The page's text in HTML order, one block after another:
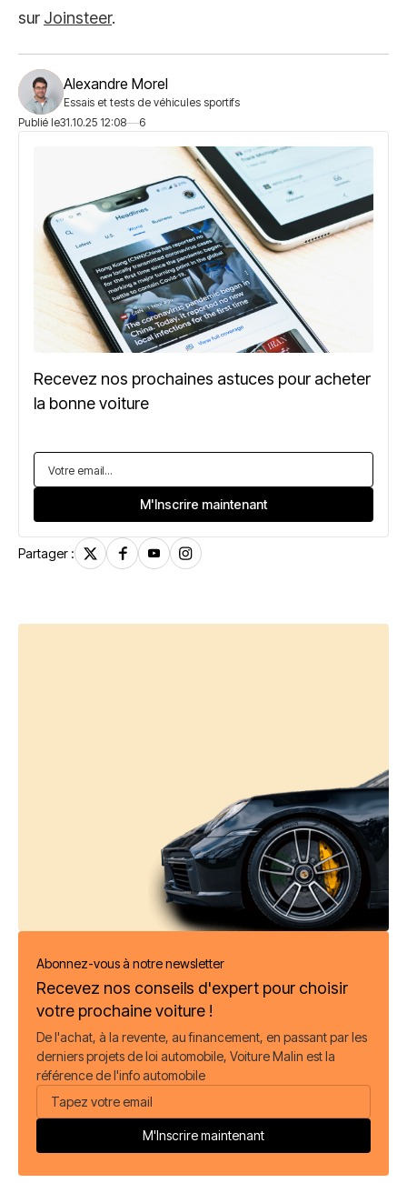
sur Joinsteer.
Alexandre Morel
Essais et tests de véhicules sportifs
Publié le31.10.25 12:08 6
Recevez nos prochaines astuces pour acheter
la bonne voiture
Partager :
Abonnez-vous à notre newsletter
Recevez nos conseils d'expert pour choisir
votre prochaine voiture !
De l'achat, à la revente, au financement, en passant par les
derniers projets de loi automobile, Voiture Malin est la
référence de l'info automobile